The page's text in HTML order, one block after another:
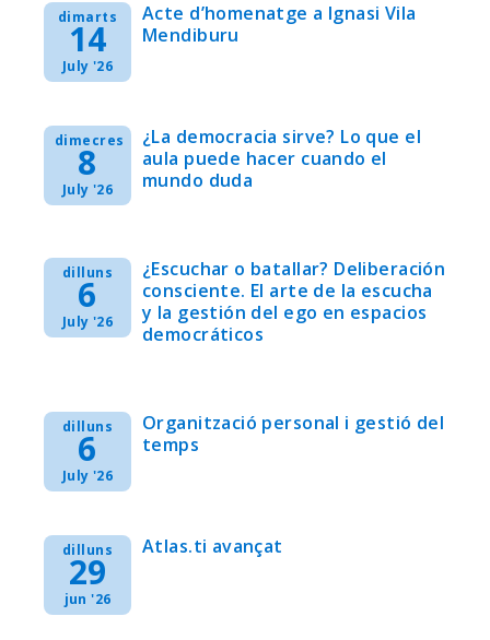
dimarts
14
July '26
Acte d’homenatge a Ignasi Vila
Mendiburu
dimecres
8
July '26
¿La democracia sirve? Lo que el
aula puede hacer cuando el
mundo duda
dilluns
6
July '26
¿Escuchar o batallar? Deliberación
consciente. El arte de la escucha
y la gestión del ego en espacios
democráticos
dilluns
6
July '26
Organització personal i gestió del
temps
dilluns
29
jun '26
Atlas.ti avançat